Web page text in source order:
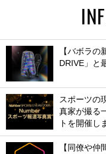
【バボラ
DRIVE」と
スポーツの
真家が撮る
トを開催し
【同僚や